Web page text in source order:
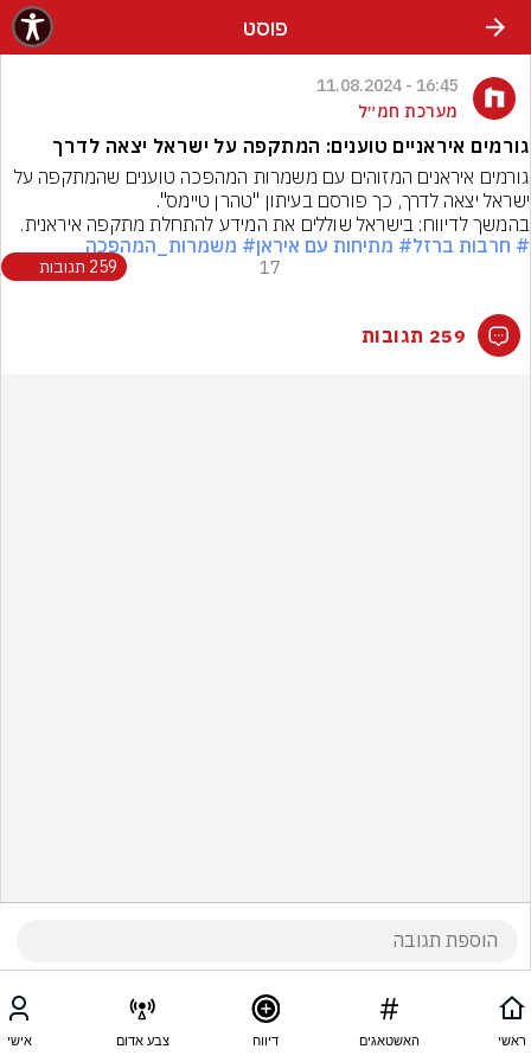
פוסט
16:45 - 11.08.2024
מערכת חמ״ל
גורמים איראניים טוענים: המתקפה על ישראל יצאה לדרך
ישראל יצאה לדרך, כך פורסם בעיתון "טהרן טיימס".
בהמשך לדיווח: בישראל שוללים את המידע להתחלת מתקפה איראנית.
# חרבות ברזל# מתיחות עם איראן# משמרות_המהפכה
17 259 תגובות
259 תגובות
ראשי האשטאגים דיווח צבע אדום אישי